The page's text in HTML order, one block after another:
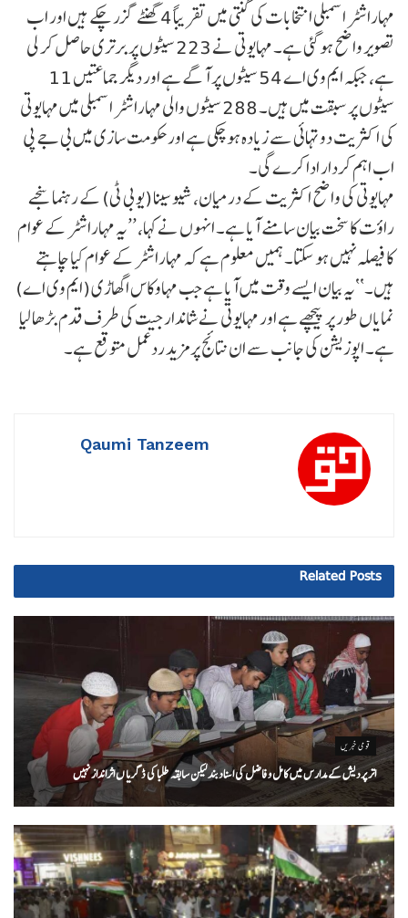
مہاراشٹر اسمبلی انتخابات کی گنتی میں تقریباً 4 گھنٹے گزر چکے ہیں اور اب
تصویر واضح ہو گئی ہے۔ مہایوتی نے 223 سیٹوں پر برتری حاصل کر لی
ہے، جبکہ ایم وی اے 54 سیٹوں پر آگے ہے اور دیگر جماعتیں 11
سیٹوں پر سبقت میں ہیں۔ 288 سیٹوں والی مہاراشٹر اسمبلی میں مہایوتی
کی اکثریت دو تہائی سے زیادہ ہو چکی ہے اور حکومت سازی میں بی جے پی
اب اہم کردار ادا کرے گی۔
مہایوتی کی واضح اکثریت کے درمیان، شیو سینا (یو بی ٹی) کے رہنما سنجے
راؤت کا سخت بیان سامنے آیا ہے۔ انہوں نے کہا، ’’یہ مہاراشٹر کے عوام
کا فیصلہ نہیں ہو سکتا۔ ہمیں معلوم ہے کہ مہاراشٹر کے عوام کیا چاہتے
ہیں۔‘‘یہ بیان ایسے وقت میں آیا ہے جب مہاوکاس اگھاڑی (ایم وی اے)
نمایاں طور پر پیچھے ہے اور مہایوتی نے شاندار جیت کی طرف قدم بڑھا لیا
ہے۔ اپوزیشن کی جانب سے ان نتائج پر مزید ردعمل متوقع ہے۔
Qaumi Tanzeem
Related Posts
قومی خبریں
اتر پردیش کےمدارس میں کامل و فاضل کی اسناد بند لیکن سابقہ طلبا کی ڈگریا ں اثرانداز نہیں